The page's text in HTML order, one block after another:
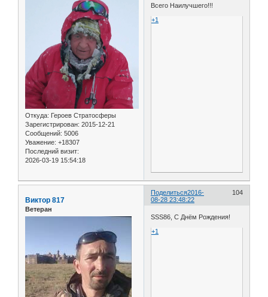
Откуда: Героев Стратосферы
Зарегистрирован: 2015-12-21
Сообщений: 5006
Уважение: +18307
Последний визит:
2026-03-19 15:54:18
Всего Наилучшего!!!
+1
Поделиться 104
2016-
08-28 23:48:22
Виктор 817
Ветеран
SSS86, С Днём Рождения!
+1